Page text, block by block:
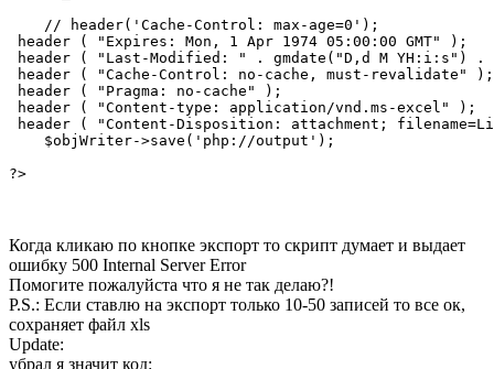
    // header('Cache-Control: max-age=0');
header ( "Expires: Mon, 1 Apr 1974 05:00:00 GMT" );
header ( "Last-Modified: " . gmdate("D,d M YH:i:s") .
header ( "Cache-Control: no-cache, must-revalidate" );
header ( "Pragma: no-cache" );
header ( "Content-type: application/vnd.ms-excel" );
header ( "Content-Disposition: attachment;
    $objWriter->save('php://output');
?>
Когда кликаю по кнопке экспорт то скрипт думает и выдает
ошибку 500 Internal Server Error
Помогите пожалуйста что я не так делаю?!
P.S.: Если ставлю на экспорт только 10-50 записей то все ок,
сохраняет файл xls
Update:
убрал я значит код: